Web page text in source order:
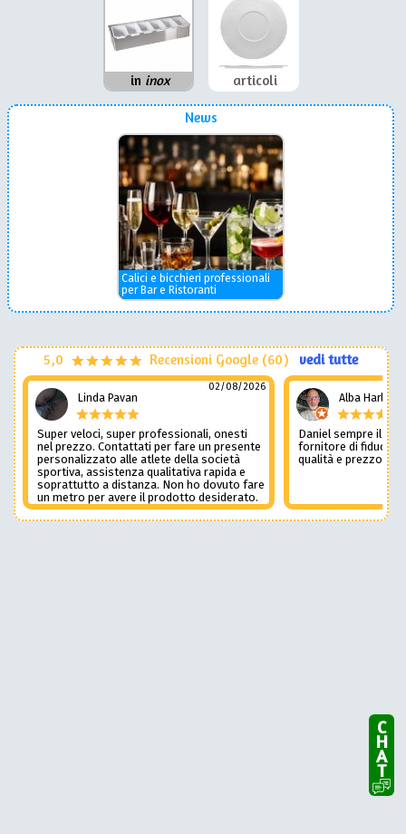
CHAT
in inox articoli
News
Calici e bicchieri professionali
per Bar e Ristoranti
5,0 Recensioni Google (60) vedi tutte
Linda Pavan
02/08/2026
Super veloci, super professionali, onesti
nel prezzo. Contattati per fare un presente
personalizzato alle atlete della società
sportiva, assistenza qualitativa rapida e
soprattutto a distanza. Non ho dovuto fare
un metro per avere il prodotto desiderato.
Una assistenza del genere è rara e
preziosa. Credo li contatterò ancora in
Alba Harley
Daniel sempre il
fornitore di fiducia
qualità e prezzo